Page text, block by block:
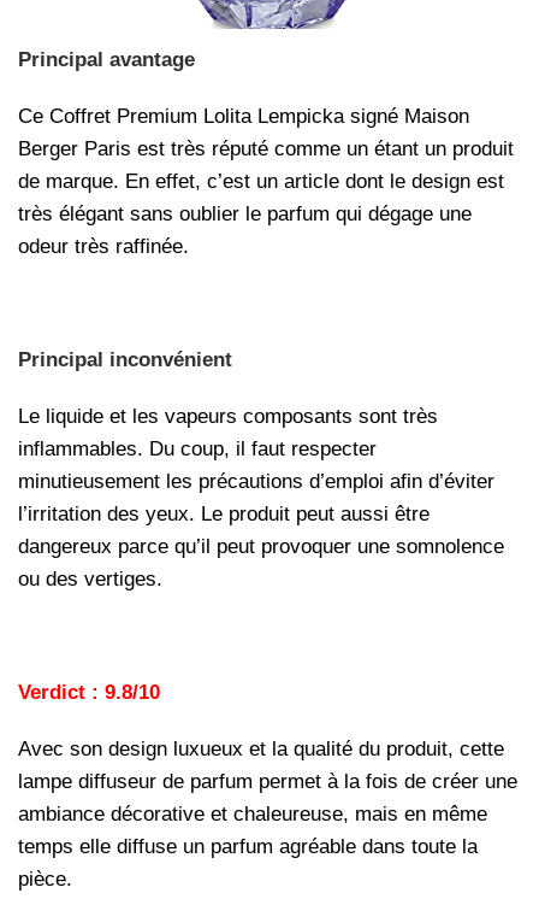
Principal avantage
Ce Coffret Premium Lolita Lempicka signé Maison
Berger Paris est très réputé comme un étant un produit
de marque. En effet, c’est un article dont le design est
très élégant sans oublier le parfum qui dégage une
odeur très raffinée.
Principal inconvénient
Le liquide et les vapeurs composants sont très
inflammables. Du coup, il faut respecter
minutieusement les précautions d’emploi afin d’éviter
l’irritation des yeux. Le produit peut aussi être
dangereux parce qu’il peut provoquer une somnolence
ou des vertiges.
Verdict : 9.8/10
Avec son design luxueux et la qualité du produit, cette
lampe diffuseur de parfum permet à la fois de créer une
ambiance décorative et chaleureuse, mais en même
temps elle diffuse un parfum agréable dans toute la
pièce.